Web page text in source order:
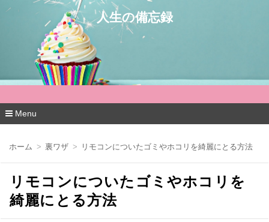
人生の備忘録
Menu
ン
ホーム 裏ワザ リモコンについたゴミやホコリを綺麗にとる方法
リモコンについたゴミやホコリを
綺麗にとる方法